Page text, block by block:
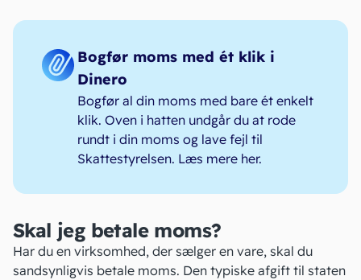
Bogfør moms med ét klik i
Dinero
Bogfør al din moms med bare ét enkelt
klik. Oven i hatten undgår du at rode
rundt i din moms og lave fejl til
Skattestyrelsen. Læs mere her.
Skal jeg betale moms?
Har du en virksomhed, der sælger en vare, skal du
sandsynligvis betale moms. Den typiske afgift til staten